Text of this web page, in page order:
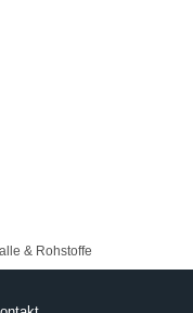
& Rohstoffe